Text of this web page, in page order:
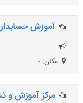
آموزش
مکان: -
مرکز آموزش